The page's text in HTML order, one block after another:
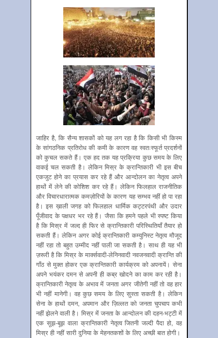
जाहिर है, कि सैन्य शासकों को यह लग रहा है कि किसी भी किस्म
के सांगठनिक प्रतिरोध की कमी के कारण वह स्वतःस्फूर्त प्रदर्शनों
को कुचल सकते हैं। एक हद तक यह प्रक्रिया कुछ समय के लिए
वाकई चल सकती है। लेकिन मिस्र के क्रान्तिकारी भी इस बीच
एकजुट होने का प्रयास कर रहे हैं और आन्दोलन का नेतृत्व अपने
हाथों में लेने की कोशिश कर रहे हैं। लेकिन फिलहाल राजनीतिक
और विचारधारात्मक कमज़ोरियों के कारण यह सम्भव नहीं हो पा रहा
है। इस ख़ाली जगह को फिलहाल धार्मिक कट्टरपंथी और उदार
पूँजीवाद के पक्षधर भर रहे हैं। जैसा कि हमने पहले भी स्पष्ट किया
है कि मिस्र में जल्द ही फिर से क्रान्तिकारी परिस्थितियाँ तैयार हो
सकती हैं। लेकिन अगर कोई क्रान्तिकारी कम्युनिस्ट नेतृत्व मौजूद
नहीं रहा तो बहुत उम्मीद नहीं पाली जा सकती है। साथ ही यह भी
ज़रूरी है कि मिस्र के मार्क्सवादी-लेनिनवादी नवजनवादी क्रान्ति की
गाँठ से मुक्त होकर एक क्रान्तिकारी कार्यक्रम को अपनायें। सेना
अपने भयंकर दमन से अपनी ही कब्र खोदने का काम कर रही है।
क्रान्तिकारी नेतृत्व के अभाव में जनता अगर जीतेगी नहीं तो वह हार
भी नहीं मानेगी। वह कुछ समय के लिए सुस्ता सकती है। लेकिन
सेना के हाथों दमन, अपमान और ज़ि‍ल्लत को जनता चुपचाप कभी
नहीं झेलने वाली है। मिस्र में जनता के आन्दोलन की दहन-भट्टी में
एक सूझ-बूझ वाला क्रान्तिकारी नेतृत्व जितनी जल्दी पैदा हो, वह
मिस्र ही नहीं सारी दुनिया के मेहनतकशों के लिए अच्छी बात होगी।